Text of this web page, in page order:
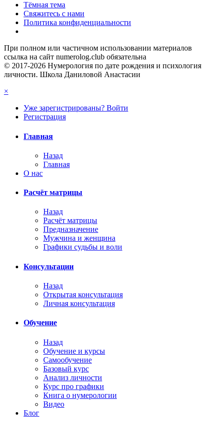
Тёмная тема
Свяжитесь с нами
Политика конфиденциальности
При полном или частичном использовании материалов
ссылка на сайт numerolog.club обязательна
© 2017-2026 Нумерология по дате рождения и психология
личности. Школа Даниловой Анастасии
×
Уже зарегистрированы? Войти
Регистрация
Главная
Назад
Главная
О нас
Расчёт матрицы
Назад
Расчёт матрицы
Предназначение
Мужчина и женщина
Графики судьбы и воли
Консультации
Назад
Открытая консультация
Личная консультация
Обучение
Назад
Обучение и курсы
Самообучение
Базовый курс
Анализ личности
Курс про графики
Книга о нумерологии
Видео
Блог